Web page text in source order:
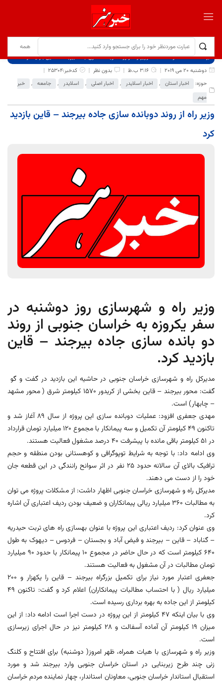
برگ نخست نوشته‌ها
وزیر راه از روند دوبانده سازی جاده بیرجند – قاین بازدید کرد
دوشنبه 20 می 2019
3:16 ب.ظ بدون نظر
کدخبر:25304
حوزه:
اخبار استان , اخبار اسلایدر , اخبار اصلی , اسلایدر , جامعه ,
خبر
مهم
وزیر راه از روند دوبانده سازی جاده بیرجند – قاین بازدید
کرد
وزیر راه و شهرسازی روز دوشنبه در
سفر یکروزه به خراسان جنوبی از روند
دو بانده سازی جاده بیرجند – قاین
بازدید کرد.
مدیرکل راه و شهرسازی خراسان جنوبی در حاشیه این بازدید در گفت و گو
گفت: محور بیرجند – قاین بخشی از کریدور 1570 کیلومتر شرق ( محور مشهد
– چابهار) است.
مهدی جعفری افزود: عملیات دوبانده سازی این پروژه از سال 89 آغاز شد و
تاکنون 49 کیلومتر آن تکمیل و سه پیمانکار با مجموع 120 میلیارد تومان قرارداد
در 51 کیلومتر باقی مانده با پیشرفت 40 درصد مشغول فعالیت هستند.
وی ادامه داد: با توجه به شرایط توپوگرافی و کوهستانی بودن منطقه و حجم
ترافیک بالای آن سالانه حدود 25 نفر در اثر سوانح رانندگی در این قطعه جان
خود را از دست می دهند.
مدیرکل راه و شهرسازی خراسان جنوبی اظهار داشت: از مشکلات پروژه می توان
به مطالبات 360 میلیارد ریالی پیمانکاران و ضعیف بودن ردیف اعتباری آن اشاره
کرد.
وی عنوان کرد: ردیف اعتباری این پروژه با عنوان بهسازی راه های تربت حیدریه
– گناباد – قاین – بیرجند و فیض آباد و بجستان – فردوس – دیهوک به طول
640 کیلومتر است که در حال حاضر در مجموع 10 پیمانکار با حدود 90 میلیارد
تومان مطالبات در آن مشغول به فعالیت هستند.
جعفری اعتبار مورد نیاز برای تکمیل بزرگراه بیرجند – قاین را یکهزار و 200
میلیارد ریال ( با احتساب مطالبات پیمانکاران) اعلام کرد و گفت: تاکنون 49
کیلومتر از این جاده به بهره برداری رسیده است.
وی با بیان اینکه 47 کیلومتر از این پروژه در دست اجرا است ادامه داد: از این
میزان 19 کیلومتر آن آماده آسفالت و 28 کیلومتر نیز در حال اجرای زیرسازی
است.
وزیر راه و شهرسازی با هیات همراه، ظهر امروز( دوشنبه) برای افتتاح و کلنگ
زنی چند طرح زیربنایی در استان خراسان جنوبی وارد بیرجند شد و مورد
استقبال استاندار خراسان جنوبی، معاونان استاندار، چهار نماینده مردم خراسان